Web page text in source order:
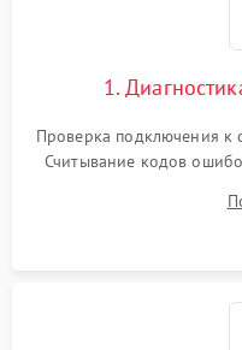
1.
Проверка подключения к
Считывание кодов
выявления посторонних